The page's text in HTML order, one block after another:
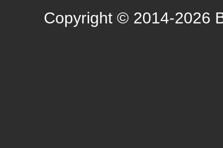
Copyright © 2014-2026